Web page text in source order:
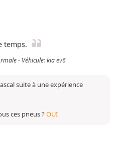
temps.
- Véhicule: kia ev6
suite à une expérience
ces pneus ?OUI